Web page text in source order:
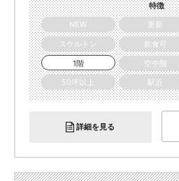
特徴
NEW
更新
スケルトン
飲食可
1階
空中階
50坪以上
駅近
詳細を見る